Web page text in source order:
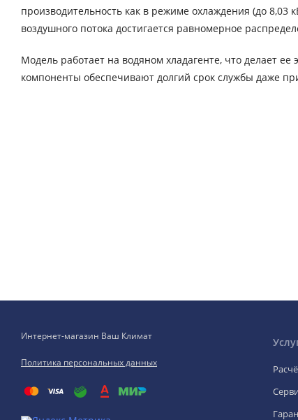
производительность как в режиме охлаждения (до 8,03
воздушного потока достигается равномерное
Модель работает на водяном хладагенте, что делает
компоненты обеспечивают долгий срок службы даже
Интернет-магазин Ваш Климат
Политика персональных данных